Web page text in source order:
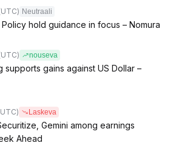
Neutraali
hold guidance in focus – Nomura
nouseva
supports gains against US Dollar –
Laskeva
Gemini among earnings
Ahead